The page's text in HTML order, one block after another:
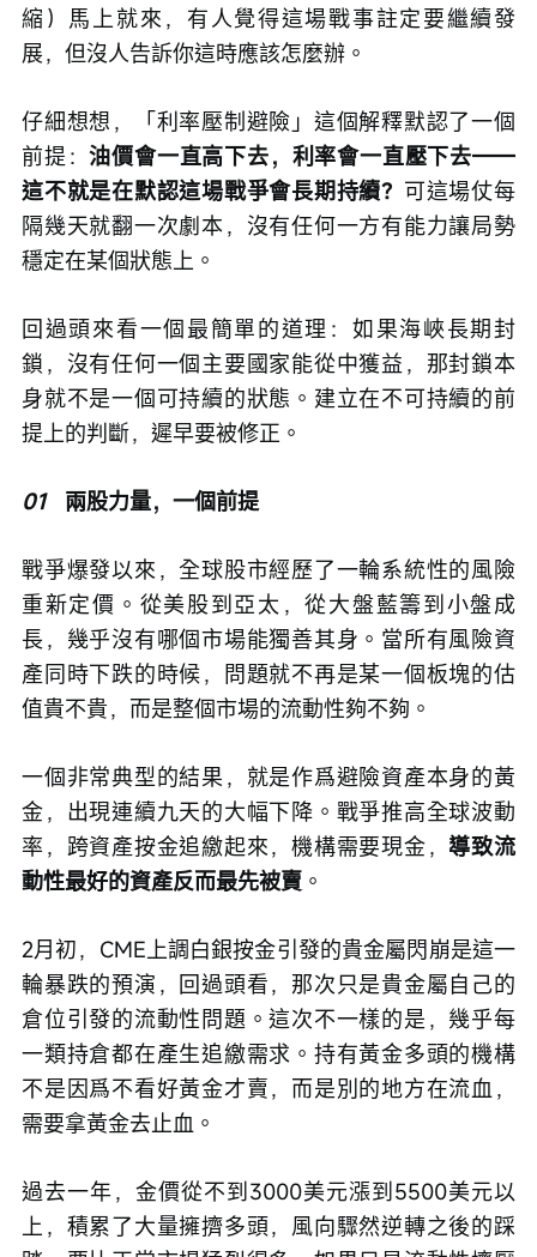
縮）馬上就來，有人覺得這場戰事註定要繼續發
展，但沒人告訴你這時應該怎麼辦。
仔細想想，「利率壓制避險」這個解釋默認了一個
前提：油價會一直高下去，利率會一直壓下去——
這不就是在默認這場戰爭會長期持續？ 可這場仗每
隔幾天就翻一次劇本，沒有任何一方有能力讓局勢
穩定在某個狀態上。
回過頭來看一個最簡單的道理：如果海峽長期封
鎖，沒有任何一個主要國家能從中獲益，那封鎖本
身就不是一個可持續的狀態。建立在不可持續的前
提上的判斷，遲早要被修正。
01 兩股力量，一個前提
戰爭爆發以來，全球股市經歷了一輪系統性的風險
重新定價。從美股到亞太，從大盤藍籌到小盤成
長，幾乎沒有哪個市場能獨善其身。當所有風險資
產同時下跌的時候，問題就不再是某一個板塊的估
值貴不貴，而是整個市場的流動性夠不夠。
一個非常典型的結果，就是作爲避險資產本身的黃
金，出現連續九天的大幅下降。戰爭推高全球波動
率，跨資產按金追繳起來，機構需要現金， 導致流
動性最好的資產反而最先被賣 。
2月初，CME上調白銀按金引發的貴金屬閃崩是這一
輪暴跌的預演，回過頭看，那次只是貴金屬自己的
倉位引發的流動性問題。這次不一樣的是，幾乎每
一類持倉都在產生追繳需求。持有黃金多頭的機構
不是因爲不看好黃金才賣，而是別的地方在流血，
需要拿黃金去止血。
過去一年，金價從不到3000美元漲到5500美元以
上，積累了大量擁擠多頭，風向驟然逆轉之後的踩